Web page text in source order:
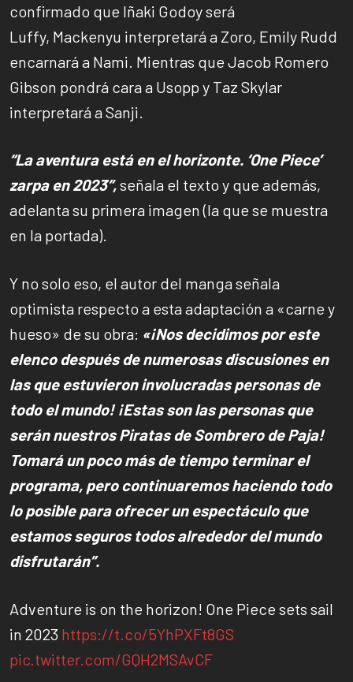
confirmado que Iñaki Godoy será
Luffy, Mackenyu interpretará a Zoro, Emily Rudd
encarnará a Nami. Mientras que Jacob Romero
Gibson pondrá cara a Usopp y Taz Skylar
interpretará a Sanji.
“La aventura está en el horizonte. ‘One Piece’
zarpa en 2023″,señala el texto y que además,
adelanta su primera imagen (la que se muestra
en la portada).
Y no solo eso, el autor del manga señala
optimista respecto a esta adaptación a «carne y
hueso» de su obra: «¡Nos decidimos por este
elenco después de numerosas discusiones en
las que estuvieron involucradas personas de
todo el mundo! ¡Estas son las personas que
serán nuestros Piratas de Sombrero de Paja!
Tomará un poco más de tiempo terminar el
programa, pero continuaremos haciendo todo
lo posible para ofrecer un espectáculo que
estamos seguros todos alrededor del mundo
disfrutarán”.
Adventure is on the horizon! One Piece sets sail
in 2023 https://t.co/5YhPXFt8GS
pic.twitter.com/GQH2MSAvCF